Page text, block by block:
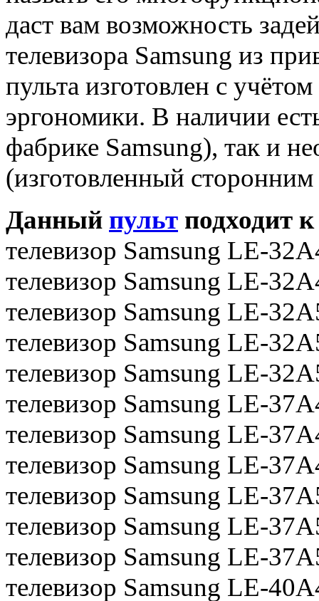
даст вам возможность
телевизора Samsung из
пульта изготовлен с
эргономики. В наличии
фабрике Samsung), так и
(изготовленный
Данный пульт подходит
телевизор Samsung LE-
телевизор Samsung LE-
телевизор Samsung LE-
телевизор Samsung LE-
телевизор Samsung LE-
телевизор Samsung LE-
телевизор Samsung LE-
телевизор Samsung LE-
телевизор Samsung LE-
телевизор Samsung LE-
телевизор Samsung LE-
телевизор Samsung LE-